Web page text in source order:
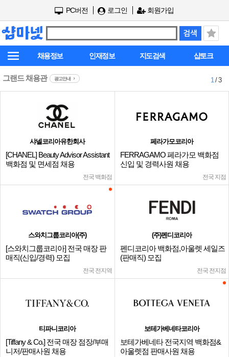
PC버전 로그인 회원가입
채용정보 인재정보 지도검색 샵토크
그랜드 채용관 광고안내 1/ 3
샤넬코리아유한회사
[CHANEL] Beauty Advisor Assistant
백화점 및 면세점 채용
전국 백화점
페라가모코리아
FERRAGAMO 페라가모 백화점
신입 및 경력사원 채용
전국 지점
스와치그룹코리아(주)
[스와치그룹코리아] 전국 매장 판
매직(신입/경력) 모집
전국 전지역
(주)펜디코리아
펜디코리아 백화점,아울렛 세일즈
(판매직) 모집
전국 전지점
티파니코리아
[Tiffany & Co.] 전국 매장 점장/부매
니저/판매사원 채용
보테가베네타코리아
보테가베네타 전국지역 백화점&
아울렛점 판매사원 채용